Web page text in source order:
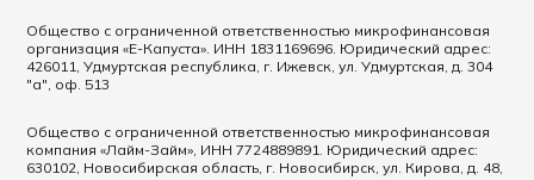
Общество с ограниченной ответственностью микрофинансовая
организация «Е-Капуста». ИНН 1831169696. Юридический адрес:
426011, Удмуртская республика, г. Ижевск, ул. Удмуртская, д. 304
"а", оф. 513
Общество с ограниченной ответственностью микрофинансовая
компания «Лайм-Займ», ИНН 7724889891. Юридический адрес:
630102, Новосибирская область, г. Новосибирск, ул. Кирова, д. 48,